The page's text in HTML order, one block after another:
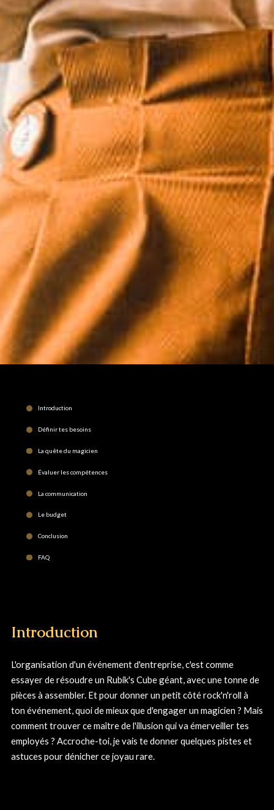
Introduction
Définir tes besoins
La quête du magicien
Évaluer les compétences
La communication
Le budget
Conclusion
FAQ
Introduction
L'organisation d'un événement d'entreprise, c'est comme
essayer de résoudre un Rubik's Cube géant, avec une tonne de
pièces à assembler. Et pour donner un petit côté rock'n'roll à
ton événement, quoi de mieux que d'engager un magicien ? Mais
comment trouver ce maître de l'illusion qui va émerveiller tes
employés ? Accroche-toi, je vais te donner quelques pistes et
astuces pour dénicher ce joyau rare.